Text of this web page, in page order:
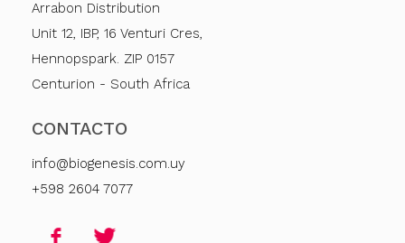
Arrabon Distribution
Unit 12, IBP, 16 Venturi Cres,
Hennopspark. ZIP 0157
Centurion - South Africa
CONTACTO
info@biogenesis.com.uy
+598 2604 7077